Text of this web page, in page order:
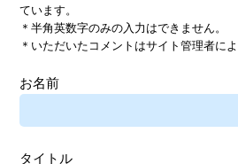
ています。
＊半角英数字のみの入力はできません。
＊いただいたコメントはサイト管理者に
お名前
タイトル